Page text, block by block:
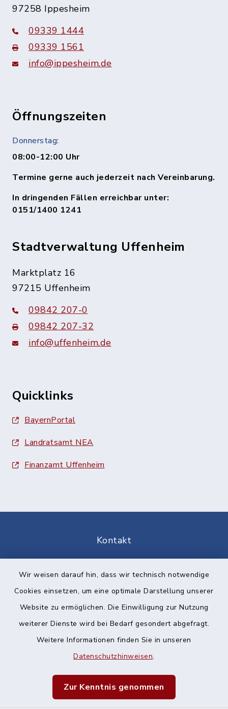
Wir weisen darauf hin, dass wir technisch notwendige
Cookies einsetzen, um eine optimale Darstellung unserer
Website zu ermöglichen. Die Einwilligung zur Nutzung
weiterer Dienste wird bei Bedarf gesondert abgefragt.
Weitere Informationen finden Sie in unseren
Datenschutzhinweisen.
Zur Kenntnis genommen
97258 Ippesheim
09339 1444
09339 1561
info@ippesheim.de
Öffnungszeiten
Donnerstag:
08:00-12:00 Uhr
Termine gerne auch jederzeit nach Vereinbarung.
In dringenden Fällen erreichbar unter:
0151/1400 1241
Stadtverwaltung Uffenheim
Marktplatz 16
97215 Uffenheim
09842 207-0
09842 207-32
info@uffenheim.de
Quicklinks
BayernPortal
Landratsamt NEA
Finanzamt Uffenheim
Kontakt
Datenschutz
Impressum
Sitemap
Cookie-Einstellungen